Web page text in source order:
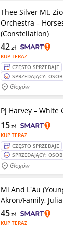
Thee Silver Mt.
Orchestra –
(Constellation)
KUP TERAZ
42zł
CZĘSTO SPRZEDAJE
SPRZEDAJĄCY:
Głogów
PJ Harvey – White
KUP TERAZ
15zł
CZĘSTO SPRZEDAJE
SPRZEDAJĄCY:
Głogów
Mi And L'Au
Akron/Family,
KUP TERAZ
45zł